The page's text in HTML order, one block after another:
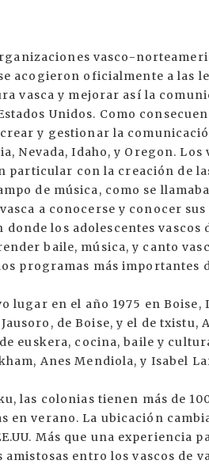
vasco-
acogieron oficialmente a las
vasca y mejorar así la
Unidos. Como
y gestionar la
Nevada, Idaho, y Oregon.
particular con la creación de
de música, como se
a conocerse y conocer sus
donde los adolescentes vascos
baile, música, y canto
programas más importantes
lugar en el año 1975 en Boise,
de Boise, y el de txistu,
euskera, cocina, baile y
Anes Mendiola, y Isabel
las colonias tienen más de
en verano. La ubicación
Más que una experiencia
entro los vascos de